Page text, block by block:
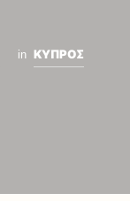
in ΚΥΠΡΟΣ